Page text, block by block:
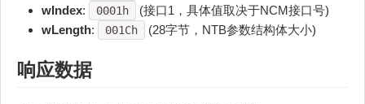
wIndex: 0001h
(接口1，具体值取决于NCM接口号)
wLength: 001Ch (28字节，NTB参数结构体大小)
响应数据